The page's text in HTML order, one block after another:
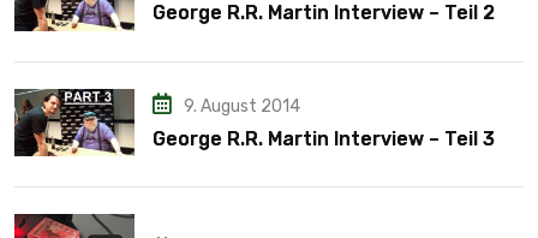
George R.R. Martin Interview – Teil 2
9. August 2014
George R.R. Martin Interview – Teil 3